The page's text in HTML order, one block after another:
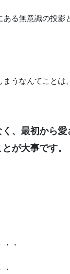
る無意識の投
うなんてことは
、最初から
が大事です。
・